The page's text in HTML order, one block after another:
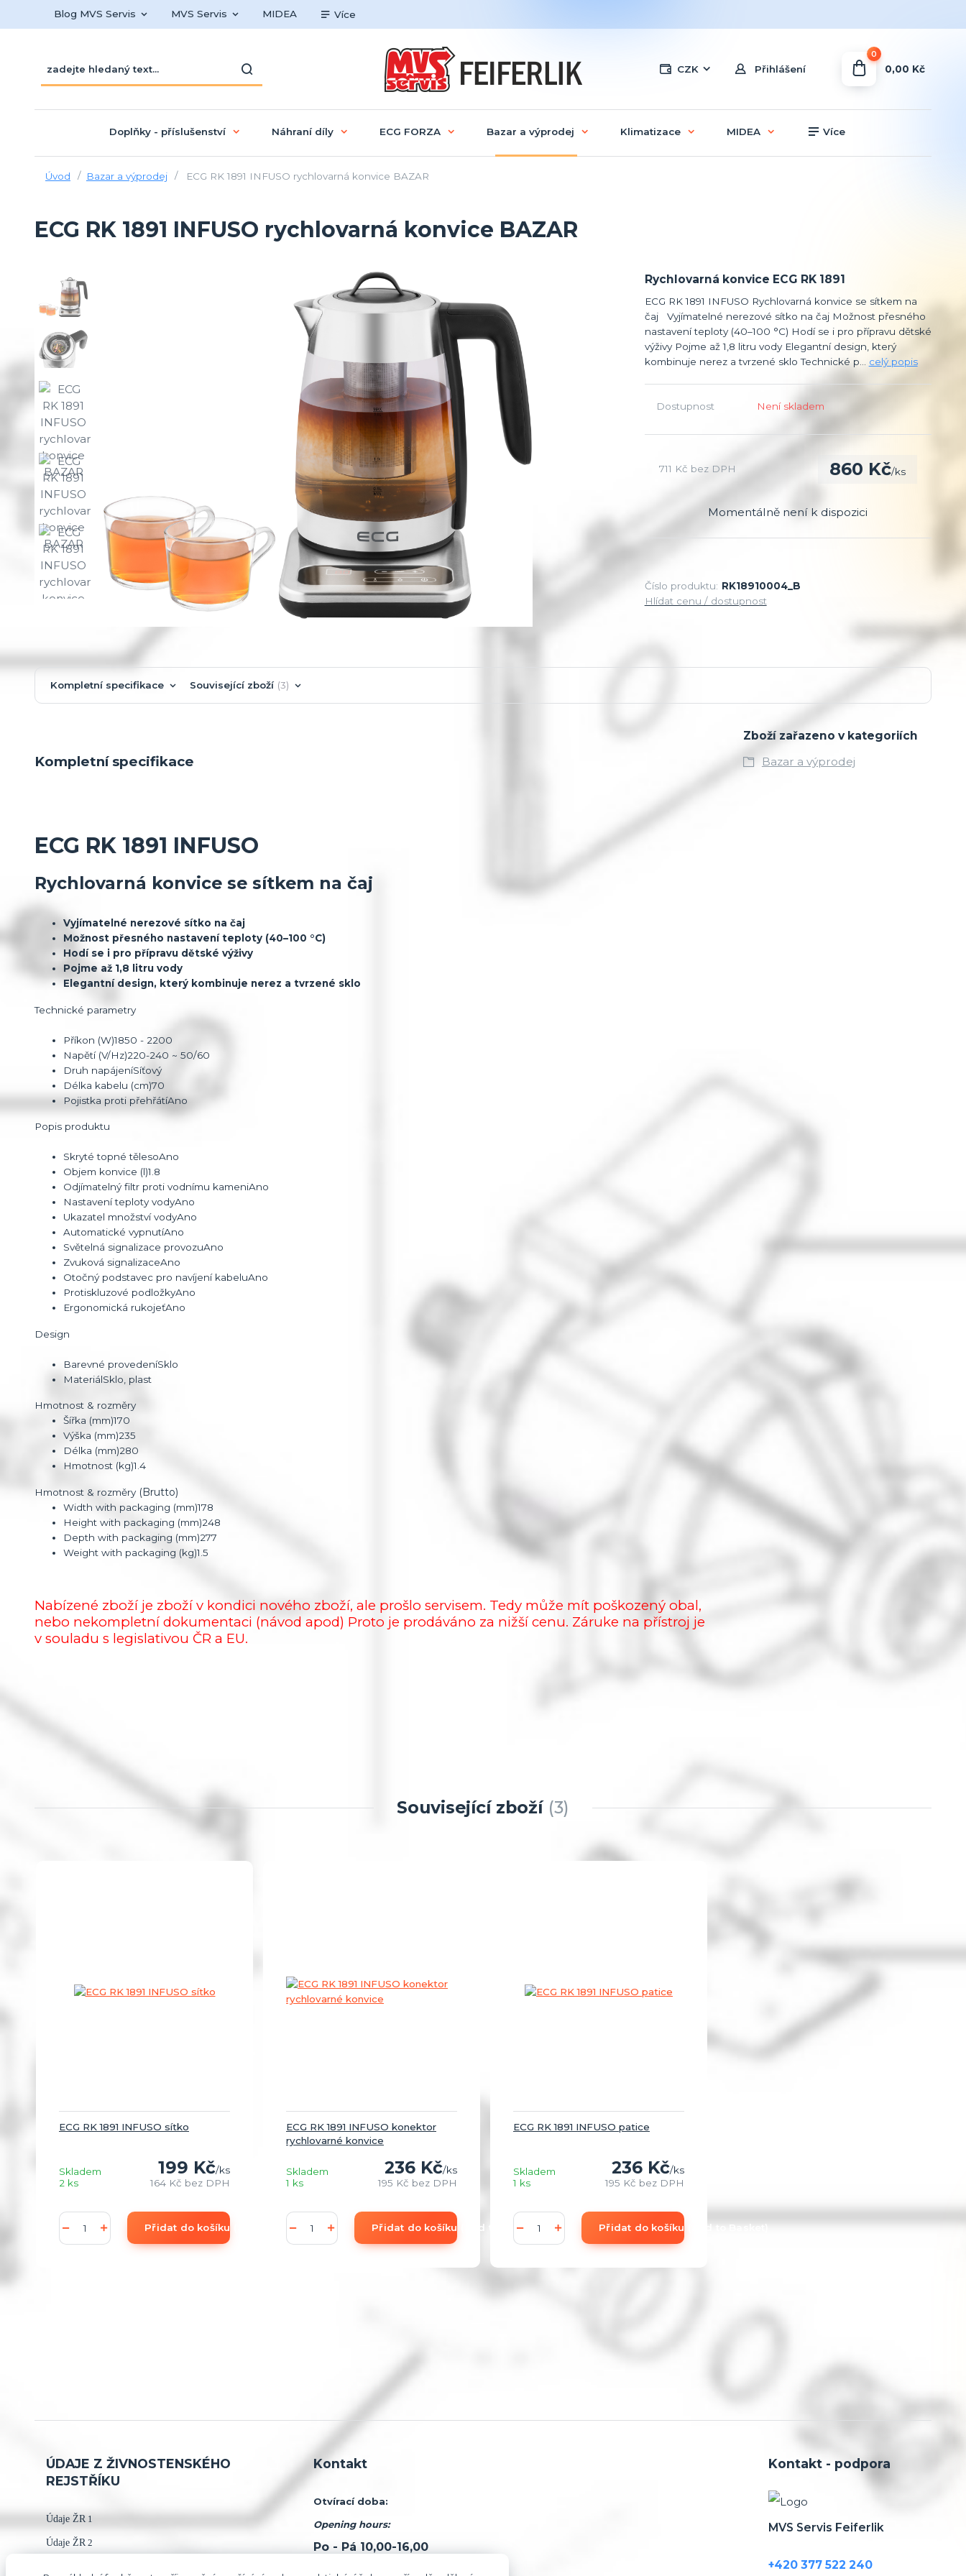
Blog MVS Servis MVS Servis MIDEA Více
CZK Přihlášení
0
0,00 Kč
Doplňky - příslušenství Náhraní díly ECG FORZA Bazar a výprodej Klimatizace MIDEA Více
Úvod Bazar a výprodej ECG RK 1891 INFUSO rychlovarná konvice BAZAR
ECG RK 1891 INFUSO rychlovarná konvice BAZAR
Rychlovarná konvice ECG RK 1891
ECG RK 1891 INFUSO Rychlovarná konvice se sítkem na
čaj Vyjímatelné nerezové sítko na čaj Možnost přesného
nastavení teploty (40–100 °C) Hodí se i pro přípravu dětské
výživy Pojme až 1,8 litru vody Elegantní design, který
kombinuje nerez a tvrzené sklo Technické p... celý popis
Dostupnost Není skladem
860 Kč/ks
711 Kč bez DPH
Momentálně není k dispozici
Číslo produktu: RK18910004_B
Hlídat cenu / dostupnost
Kompletní specifikace Související zboží 3
Kompletní specifikace
ECG RK 1891 INFUSO
Rychlovarná konvice se sítkem na čaj
Vyjímatelné nerezové sítko na čaj
Možnost přesného nastavení teploty (40–100 °C)
Hodí se i pro přípravu dětské výživy
Pojme až 1,8 litru vody
Elegantní design, který kombinuje nerez a tvrzené sklo
Technické parametry
Příkon (W)1850 - 2200
Napětí (V/Hz)220-240 ~ 50/60
Druh napájeníSíťový
Délka kabelu (cm)70
Pojistka proti přehřátíAno
Popis produktu
Skryté topné tělesoAno
Objem konvice (l)1.8
Odjímatelný filtr proti vodnímu kameniAno
Nastavení teploty vodyAno
Ukazatel množství vodyAno
Automatické vypnutíAno
Světelná signalizace provozuAno
Zvuková signalizaceAno
Otočný podstavec pro navíjení kabeluAno
Protiskluzové podložkyAno
Ergonomická rukojeťAno
Design
Barevné provedeníSklo
MateriálSklo, plast
Hmotnost & rozměry
Šířka (mm)170
Výška (mm)235
Délka (mm)280
Hmotnost (kg)1.4
Hmotnost & rozměry (Brutto)
Width with packaging (mm)178
Height with packaging (mm)248
Depth with packaging (mm)277
Weight with packaging (kg)1.5
Nabízené zboží je zboží v kondici nového zboží, ale prošlo servisem. Tedy může mít poškozený obal,
nebo nekompletní dokumentaci (návod apod) Proto je prodáváno za nižší cenu. Záruke na přístroj je
v souladu s legislativou ČR a EU.
Zboží zařazeno v kategoriích
Bazar a výprodej
Související zboží 3
ECG RK 1891 INFUSO sítko
199 Kč/ks
164 Kč bez DPH
Skladem
2 ks
Přidat do košíku (add to Basket)
ECG RK 1891 INFUSO konektor
rychlovarné konvice
236 Kč/ks
195 Kč bez DPH
Skladem
1 ks
Přidat do košíku (add to Basket)
ECG RK 1891 INFUSO patice
236 Kč/ks
195 Kč bez DPH
Skladem
1 ks
Přidat do košíku (add to Basket)
ÚDAJE Z ŽIVNOSTENSKÉHO
REJSTŘÍKU
Údaje ŽR1
Údaje ŽR2
Kontakt
Otvírací doba:
Opening hours:
Po - Pá 10,00-16,00
Kontakt - podpora
MVS Servis Feiferlik
+420 377 522 240